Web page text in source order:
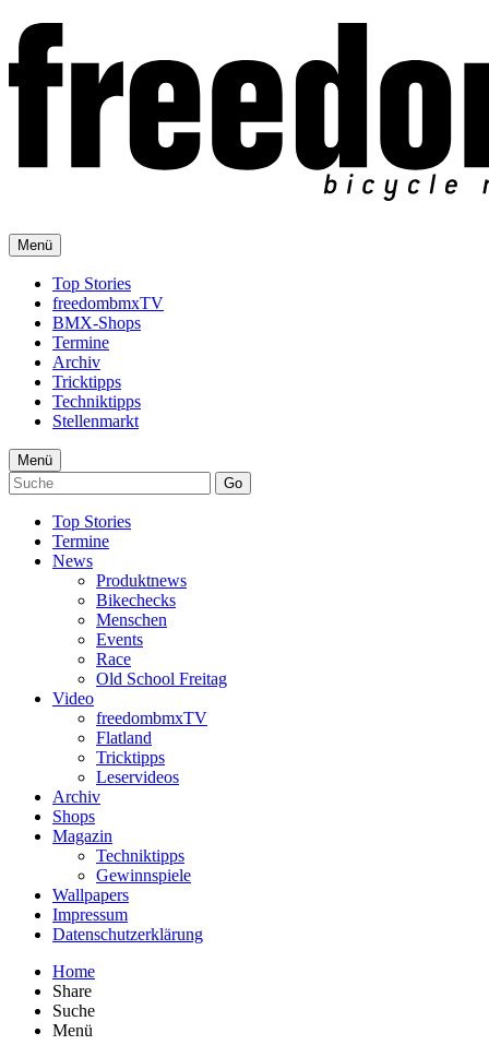
Menü
Top Stories
freedombmxTV
BMX-Shops
Termine
Archiv
Tricktipps
Techniktipps
Stellenmarkt
Menü
Go
Top Stories
Termine
News
Produktnews
Bikechecks
Menschen
Events
Race
Old School Freitag
Video
freedombmxTV
Flatland
Tricktipps
Leservideos
Archiv
Shops
Magazin
Techniktipps
Gewinnspiele
Wallpapers
Impressum
Datenschutzerklärung
Home
Share
Suche
Menü